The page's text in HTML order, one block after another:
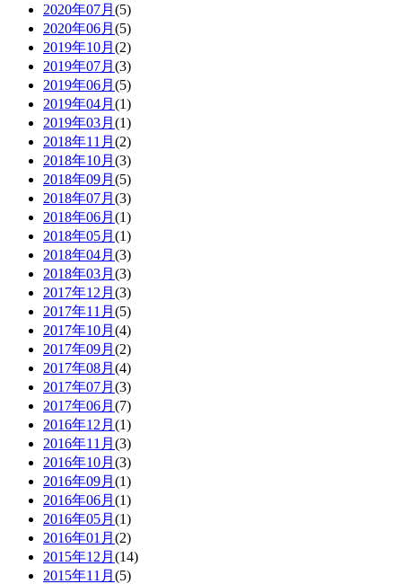
2020年07月 (5)
2020年06月 (5)
2019年10月 (2)
2019年07月 (3)
2019年06月 (5)
2019年04月 (1)
2019年03月 (1)
2018年11月 (2)
2018年10月 (3)
2018年09月 (5)
2018年07月 (3)
2018年06月 (1)
2018年05月 (1)
2018年04月 (3)
2018年03月 (3)
2017年12月 (3)
2017年11月 (5)
2017年10月 (4)
2017年09月 (2)
2017年08月 (4)
2017年07月 (3)
2017年06月 (7)
2016年12月 (1)
2016年11月 (3)
2016年10月 (3)
2016年09月 (1)
2016年06月 (1)
2016年05月 (1)
2016年01月 (2)
2015年12月 (14)
2015年11月 (5)